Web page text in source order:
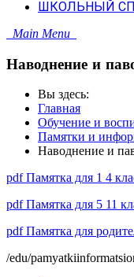
ШКОЛЬНЫЙ
Main Menu
Наводнение и
Вы здесь:
Главная
Обучение и
Памятки и
Наводнение и
pdfПамятка для 1 4
pdfПамятка для 5 11
pdfПамятка для
/edu/